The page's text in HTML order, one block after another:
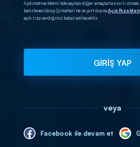
Aydınlatma Metni’nde sayılan diğer amaçlarla sınırlı
belirlenen Grup Şirketleri’ne ve yurt dışınaAçık Rıza
açık rıza verdiğiniz kabul edilecektir.
GİRİŞ YAP
veya
Facebook ile devam et